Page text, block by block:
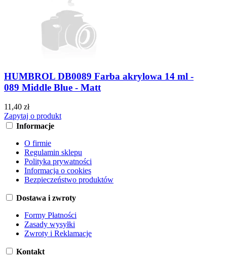
HUMBROL DB0089 Farba akrylowa 14 ml -
089 Middle Blue - Matt
11,40 zł
Zapytaj o produkt
Informacje
O firmie
Regulamin sklepu
Polityka prywatności
Informacja o cookies
Bezpieczeństwo produktów
Dostawa i zwroty
Formy Płatności
Zasady wysyłki
Zwroty i Reklamacje
Kontakt